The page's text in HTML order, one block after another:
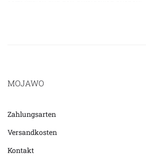
MOJAWO
Zahlungsarten
Versandkosten
Kontakt